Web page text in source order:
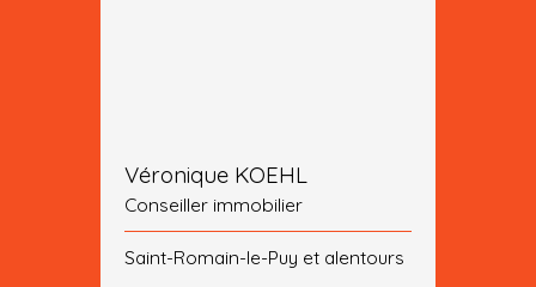
Véronique KOEHL
Conseiller immobilier
Saint-Romain-le-Puy et alentours